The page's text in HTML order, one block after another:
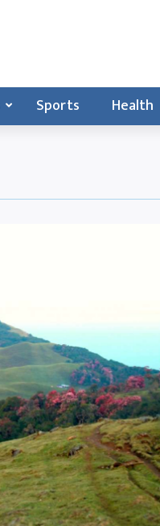
Sports Health